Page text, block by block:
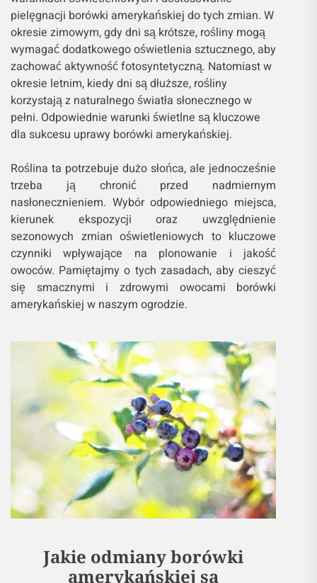
pielęgnacji borówki amerykańskiej do tych zmian. W
okresie zimowym, gdy dni są krótsze, rośliny mogą
wymagać dodatkowego oświetlenia sztucznego, aby
zachować aktywność fotosyntetyczną. Natomiast w
okresie letnim, kiedy dni są dłuższe, rośliny
korzystają z naturalnego światła słonecznego w
pełni. Odpowiednie warunki świetlne są kluczowe
dla sukcesu uprawy borówki amerykańskiej.
Roślina ta potrzebuje dużo słońca, ale jednocześnie
trzeba ją chronić przed nadmiernym
nasłonecznieniem. Wybór odpowiedniego miejsca,
kierunek ekspozycji oraz uwzględnienie
sezonowych zmian oświetleniowych to kluczowe
czynniki wpływające na plonowanie i jakość
owoców. Pamiętajmy o tych zasadach, aby cieszyć
się smacznymi i zdrowymi owocami borówki
amerykańskiej w naszym ogrodzie.
Jakie odmiany borówki
amerykańskiej są